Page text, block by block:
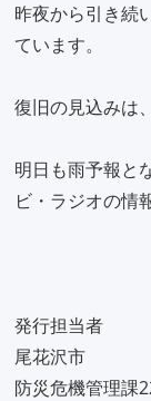
昨夜から引き続
ています。
復旧の見込みは
明日も雨予報と
ビ・ラジオの情
発行担当者
尾花沢市
防災危機管理課